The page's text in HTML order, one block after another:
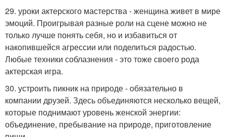
29. уроки актерского мастерства - женщина живет в мире
эмоций. Проигрывая разные роли на сцене можно не
только лучше понять себя, но и избавиться от
накопившейся агрессии или поделиться радостью.
Любые техники соблазнения - это тоже своего рода
актерская игра.
30. устроить пикник на природе - обязательно в
компании друзей. Здесь объединяются несколько вещей,
которые поднимают уровень женской энергии:
объединение, пребывание на природе, приготовление